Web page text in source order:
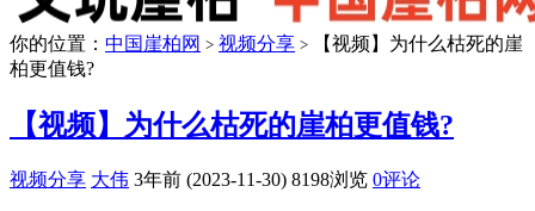
你的位置： 中国崖柏网 > 视频分享 >
【视频】为什么枯死的崖
柏更值钱?
【视频】为什么枯死的崖柏更值钱?
视频分享 大伟 3年前 (2023-11-30) 8198浏览 0评论